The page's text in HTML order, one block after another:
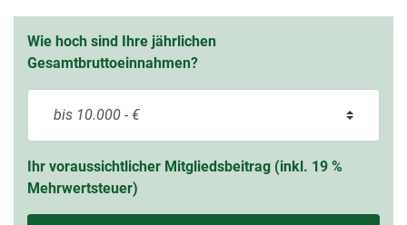
Wie hoch sind Ihre jährlichen
Gesamtbruttoeinnahmen?
Ihr voraussichtlicher Mitgliedsbeitrag (inkl. 19 %
Mehrwertsteuer)